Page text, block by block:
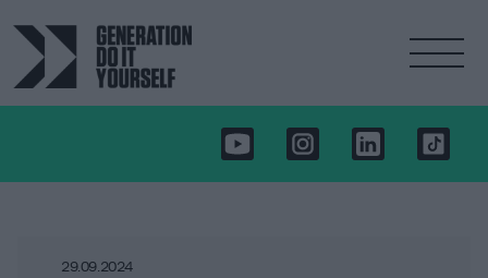
29.09.2024